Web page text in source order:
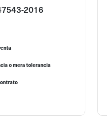
2016
o mera tolerancia